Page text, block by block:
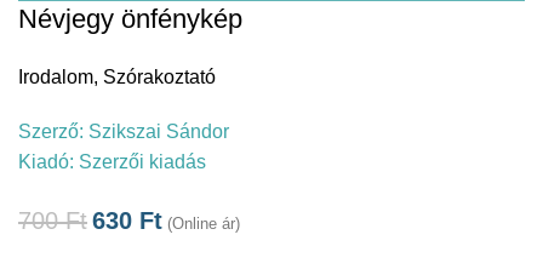
Névjegy önfénykép
Irodalom, Szórakoztató
Szerző: Szikszai Sándor
Kiadó: Szerzői kiadás
700Ft630 Ft (Online ár)